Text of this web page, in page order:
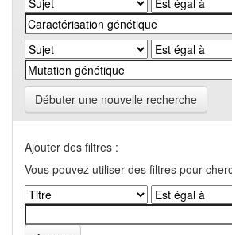
Débuter une nouvelle recherche
Ajouter des filtres :
Vous pouvez utiliser des filtres pour